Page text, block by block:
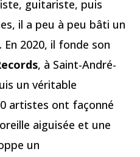
guitariste, puis
il a peu à peu bâti un
2020, il fonde son
, à Saint-André-
un véritable
artistes ont façonné
aiguisée et une
un